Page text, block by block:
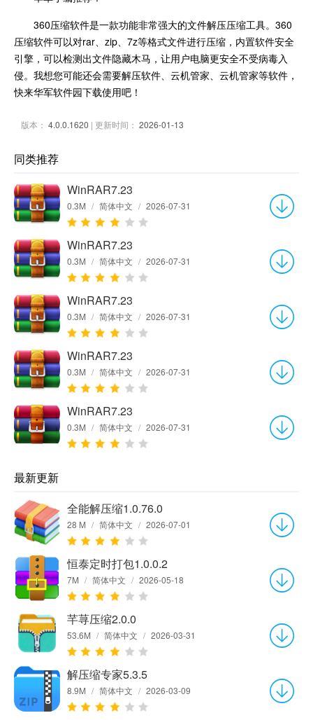
360压缩软件是一款功能非常强大的文件解压压缩工具。360
压缩软件可以对rar、zip、7z等格式文件进行压缩，内置软件安全
引擎，可以检测出文件隐藏木马，让用户电脑更安全不受病毒入
侵。我想您可能还会需要解压软件、云机管家、云机管家等软件，
快来华军软件园下载使用吧！
版本： 4.0.0.1620 | 更新时间： 2026-01-13
同类推荐
WinRAR7.23
0.3M / 简体中文 / 2026-07-31
WinRAR7.23
0.3M / 简体中文 / 2026-07-31
WinRAR7.23
0.3M / 简体中文 / 2026-07-31
WinRAR7.23
0.3M / 简体中文 / 2026-07-31
WinRAR7.23
0.3M / 简体中文 / 2026-07-31
最新更新
全能解压缩1.0.76.0
28 M / 简体中文 / 2026-07-01
恒泰定时打包1.0.0.2
7M / 简体中文 / 2026-05-18
芊荨压缩2.0.0
53.6M / 简体中文 / 2026-03-31
解压缩专家5.3.5
8.9M / 简体中文 / 2026-03-09